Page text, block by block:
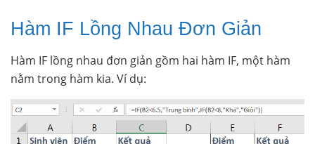
Hàm IF Lồng Nhau Đơn Giản
Hàm IF lồng nhau đơn giản gồm hai hàm IF, một hàm
nằm trong hàm kia. Ví dụ: